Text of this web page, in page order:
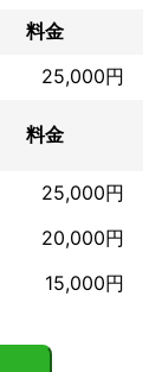
料金
25,000円
料金
25,000円
20,000円
15,000円